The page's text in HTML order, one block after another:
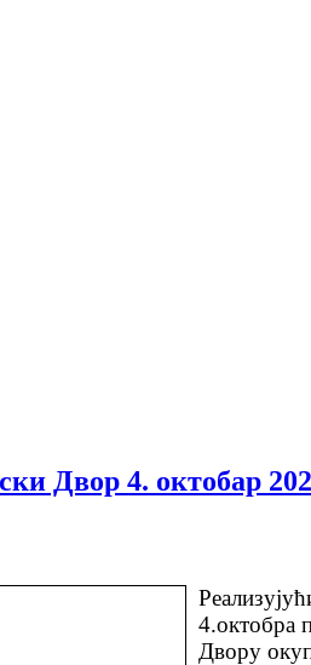
Двор 4. октобар
4.октобра
Двору